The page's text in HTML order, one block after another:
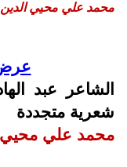
محمد علي محيي الدين
الشاعر عبد
شعرية متجددة
محمد علي محيي